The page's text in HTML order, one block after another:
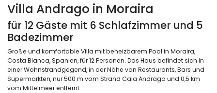
Villa Andrago in Moraira
für 12 Gäste mit 6 Schlafzimmer und 5
Badezimmer
Große und komfortable Villa mit beheizbarem Pool in Moraira,
Costa Blanca, Spanien, für 12 Personen. Das Haus befindet sich in
einer Wohnstrandgegend, in der Nähe von Restaurants, Bars und
Supermärkten, nur 500 m vom Strand Cala Andrago und 0,5 km
vom Mittelmeer entfernt.